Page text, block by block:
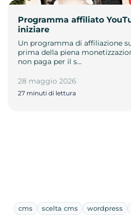
Programma affiliato
iniziare
Un programma di affiliazione
prima della piena
non paga per il s…
28 maggio 2026
27 minuti di lettura
cms scelta cms wordpress